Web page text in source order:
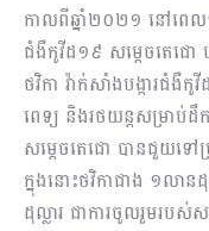
កាលពីឆ្នាំ២០២១ នៅពេល
ជំងឺកូវីដ១៩ សម្តេចតេជោ
ថវិកា វ៉ាក់សាំងបង្ការជំ
ពេទ្យ និងរថយន្តសម្រាប់
សម្តេចតេជោ បានជួយទៅ
ក្នុងនោះថវិកាជាង ១លាន
ដុល្លារ ជាការចូលរួមរប